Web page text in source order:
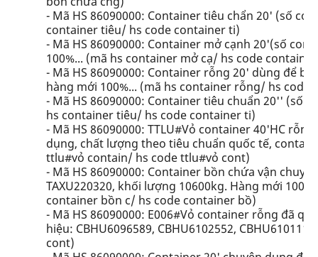
- Mã HS 86090000: Container tiêu chẩn 20' (số
container tiêu/ hs code container ti)
- Mã HS 86090000: Container mở cạnh 20'(số
100%... (mã hs container mở cạ/ hs code
- Mã HS 86090000: Container rỗng 20' dùng để
hàng mới 100%... (mã hs container rỗng/ hs code
- Mã HS 86090000: Container tiêu chuẩn 20'' (số
hs container tiêu/ hs code container ti)
- Mã HS 86090000: TTLU#Vỏ container 40'HC
dụng, chất lượng theo tiêu chuẩn quốc tế,
ttlu#vỏ contain/ hs code ttlu#vỏ cont)
- Mã HS 86090000: Container bồn chứa vận
TAXU220320, khối lượng 10600kg. Hàng mới
container bồn c/ hs code container bồ)
- Mã HS 86090000: E006#Vỏ container rỗng đã
hiệu: CBHU6096589, CBHU6102552,
cont)